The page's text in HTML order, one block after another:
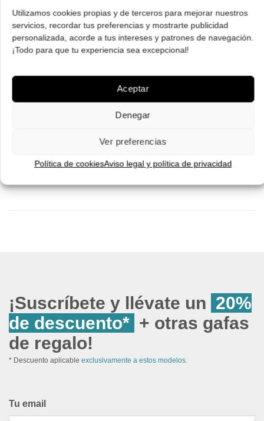
Utilizamos cookies propias y de terceros para mejorar nuestros
servicios, recordar tus preferencias y mostrarte publicidad
personalizada, acorde a tus intereses y patrones de navegación.
¡Todo para que tu experiencia sea excepcional!
Aceptar
Denegar
Ver preferencias
Política de cookiesAviso legal y política de privacidad
162.00
El
precio
original
era:
162.00 €.
113.00
precio
actual
es:
113.00 €.
¡Comprar!
Pruébatelas
precio
original
era:
106.00€
es:
¡Comprar!
Pruébatelas
€.
¡Suscríbete y llévate un 20%
de descuento* + otras gafas
de regalo!
* Descuento aplicable exclusivamente a estos modelos.
Tu email